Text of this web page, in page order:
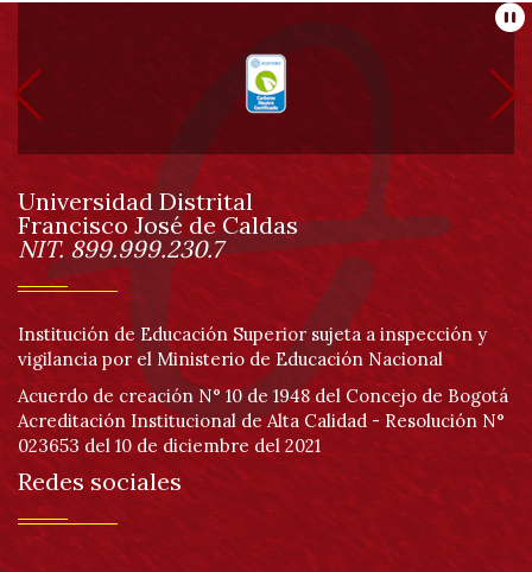
Información
pie
de
página
Información
Universidad Distrital
Francisco José de Caldas
NIT. 899.999.230.7
Institución de Educación Superior sujeta a inspección y
vigilancia por el Ministerio de Educación Nacional
Acuerdo de creación N° 10 de 1948 del Concejo de Bogotá
Acreditación Institucional de Alta Calidad - Resolución N°
023653 del 10 de diciembre del 2021
Redes sociales